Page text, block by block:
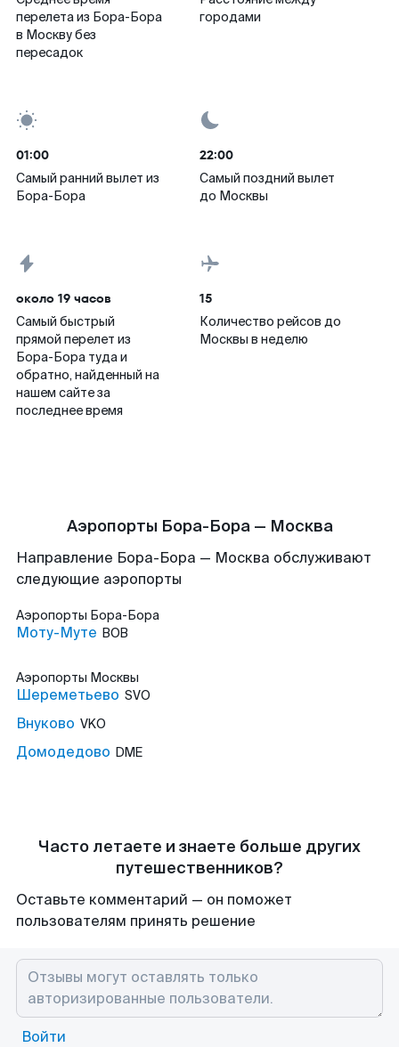
перелета из Бора-Бора
в Москву без
пересадок
городами
01:00
Самый ранний вылет из
Бора-Бора
22:00
Самый поздний вылет
до Москвы
около 19 часов
Самый быстрый
прямой перелет из
Бора-Бора туда и
обратно, найденный на
нашем сайте за
последнее время
15
Количество рейсов до
Москвы в неделю
Аэропорты Бора-Бора — Москва
Направление Бора-Бора — Москва обслуживают
следующие аэропорты
Аэропорты Бора-Бора
Моту-Муте BOB
Аэропорты Москвы
Шереметьево SVO
Внуково VKO
Домодедово DME
Часто летаете и знаете больше других
путешественников?
Оставьте комментарий — он поможет
пользователям принять решение
Войти